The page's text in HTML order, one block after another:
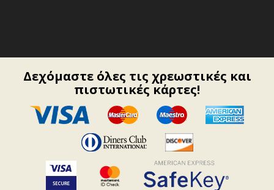
Δεχόμαστε όλες τις χρεωστικές και
πιστωτικές κάρτες!